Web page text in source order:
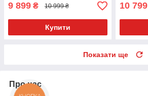
9 899 ₴ 10 999 ₴
Купити
10 799
Показати ще
Про нас